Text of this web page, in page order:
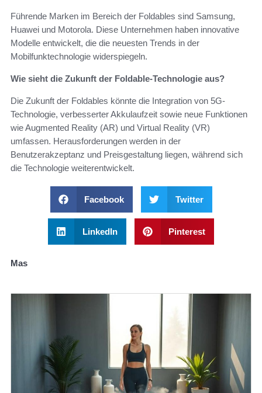
Führende Marken im Bereich der Foldables sind Samsung,
Huawei und Motorola. Diese Unternehmen haben innovative
Modelle entwickelt, die die neuesten Trends in der
Mobilfunktechnologie widerspiegeln.
Wie sieht die Zukunft der Foldable-Technologie aus?
Die Zukunft der Foldables könnte die Integration von 5G-
Technologie, verbesserter Akkulaufzeit sowie neue Funktionen
wie Augmented Reality (AR) und Virtual Reality (VR)
umfassen. Herausforderungen werden in der
Benutzerakzeptanz und Preisgestaltung liegen, während sich
die Technologie weiterentwickelt.
Facebook Twitter
LinkedIn Pinterest
Mas